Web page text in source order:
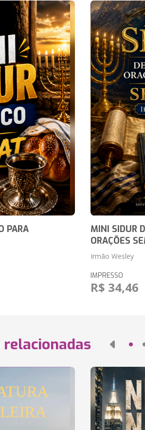
PARA
MINI SIDUR
ORAÇÕES
Irmão Wesley
IMPRESSO
R$ 34,46